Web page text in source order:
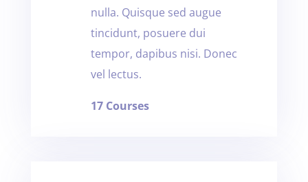
nulla. Quisque sed augue
tincidunt, posuere dui
tempor, dapibus nisi. Donec
vel lectus.
17 Courses